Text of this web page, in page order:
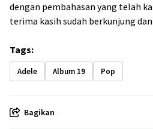
dengan pembahasan yang telah
terima kasih sudah berkunjung
Tags:
Adele Album 19 Pop
Bagikan